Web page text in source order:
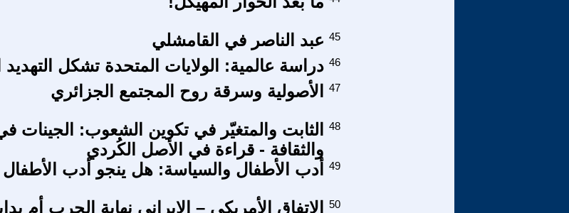
عبد الناصر في القامشلي 45
دراسة عالمية: الولايات المتحدة تشكل التهديد 46
الأصولية وسرقة روح المجتمع الجزائري 47
الثابت والمتغيّر في تكوين الشعوب: الجينات
والثقافة - قراءة في الأصل الكُردي
48
أدب الأطفال والسياسة: هل ينجو أدب 49
الاتفاق الأمريكي – الإيراني نهاية الحرب أم
50